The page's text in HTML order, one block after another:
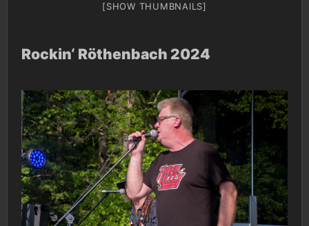
[SHOW THUMBNAILS]
Rockin‘ Röthenbach 2024